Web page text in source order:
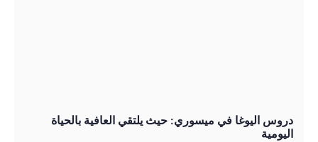
دروس اليوغا في ميسوري: حيث يلتقي العافية بالحياة
اليومية